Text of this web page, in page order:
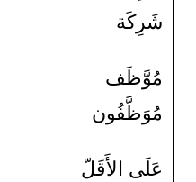
شَرِكَة
مُوَّظَف
مُوَظَّفُون
عَلَى الأَقَلّ